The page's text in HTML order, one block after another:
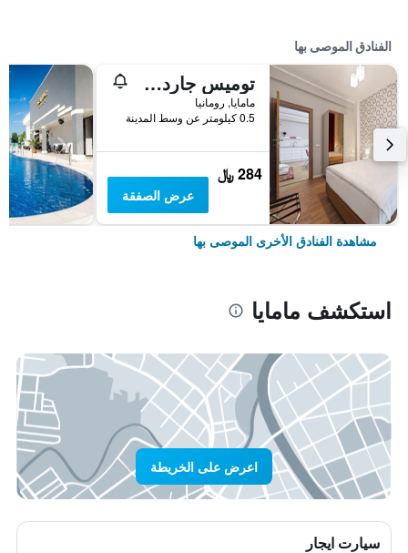
الفنادق الموصى بها
توميس جاردن أبارتهوتل
مامايا, رومانيا
0.5 كيلومتر عن وسط المدينة
284 ﷼
عرض الصفقة
مشاهدة الفنادق الأخرى الموصى بها
استكشف مامايا
اعرض على الخريطة
سيارت ايجار